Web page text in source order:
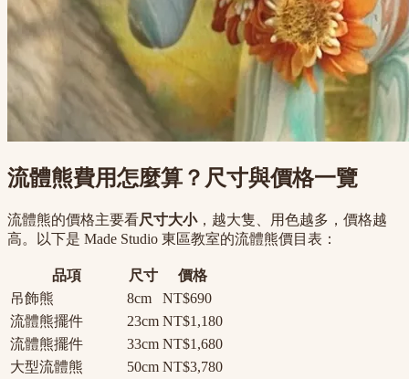
流體熊費用怎麼算？尺寸與價格一覽
流體熊的價格主要看尺寸大小，越大隻、用色越多，價格越
高。以下是 Made Studio 東區教室的流體熊價目表：
品項 尺寸
價格
吊飾熊
8cm
NT$690
流體熊擺件
23cm NT$1,180
流體熊擺件
33cm NT$1,680
大型流體熊
50cm NT$3,780